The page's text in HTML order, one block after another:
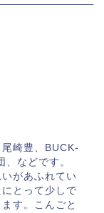
崎豊、BUCK-
などです。
があふれてい
とって少しで
す。こんごと